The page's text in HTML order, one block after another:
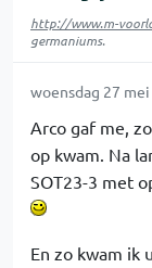
http://www.m-
germaniums.
woensdag 27
Arco gaf me,
op kwam. Na
SOT23-3 met
En zo kwam ik